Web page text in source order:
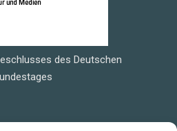
des Deutschen